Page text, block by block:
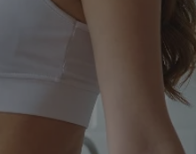
takich jak logowanie użytkownika i
strony internetowej.